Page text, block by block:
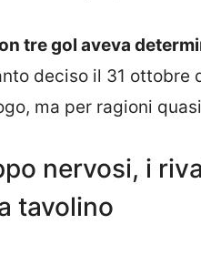
tre gol aveva
deciso il 31
ma per ragioni
nervosi, i
tavolino